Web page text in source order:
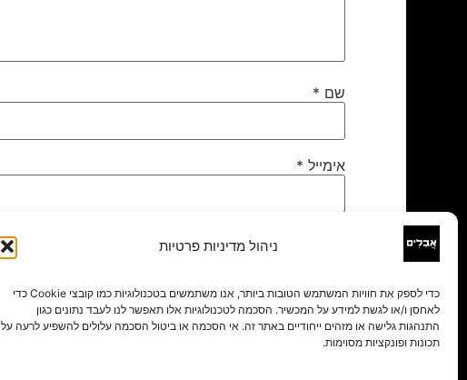
ניהול מדיניות פרטיות
כדי לספק את חוויות המשתמש הטובות ביותר, אנו משתמשים בטכנולוגיות כמו קובצי Cookie כדי
לאחסן ו/או לגשת למידע על המכשיר. הסכמה לטכנולוגיות אלו תאפשר לנו לעבד נתונים כגון
התנהגות גלישה או מזהים ייחודיים באתר זה. אי הסכמה או ביטול הסכמה עלולים להשפיע לרעה על
תכונות ופונקציות מסוימות.
שם *
אימייל *